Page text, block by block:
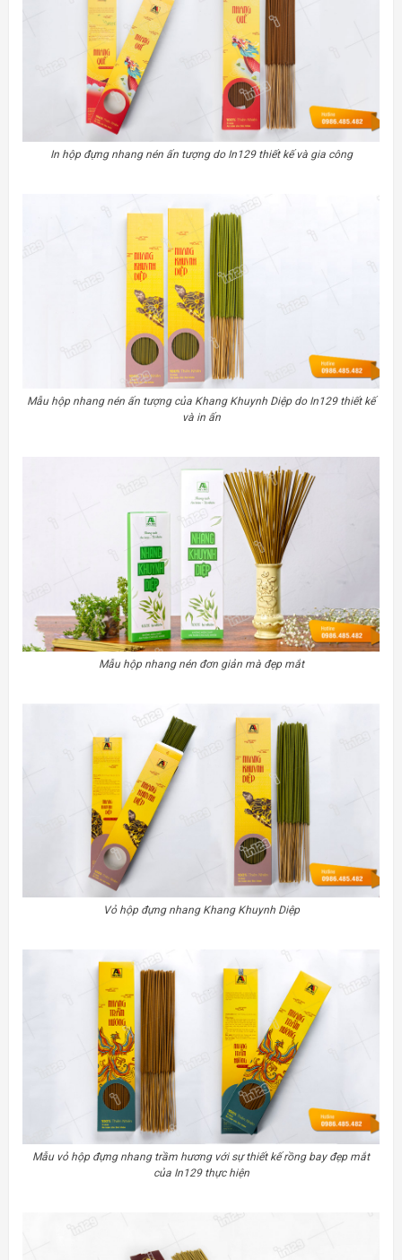
In hộp đựng nhang nén ấn tượng do In129 thiết kế và gia công
Mẫu hộp nhang nén ấn tượng của Khang Khuynh Diệp do In129 thiết kế
và in ấn
Mẫu hộp nhang nén đơn giản mà đẹp mắt
Vỏ hộp đựng nhang Khang Khuynh Diệp
Mẫu vỏ hộp đựng nhang trầm hương với sự thiết kế rồng bay đẹp mắt
của In129 thực hiện